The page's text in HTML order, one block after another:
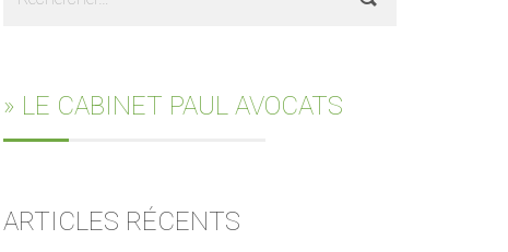
» LE CABINET PAUL AVOCATS
ARTICLES RÉCENTS